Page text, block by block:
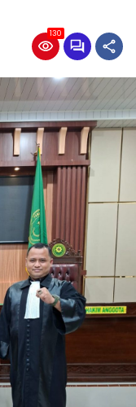
130